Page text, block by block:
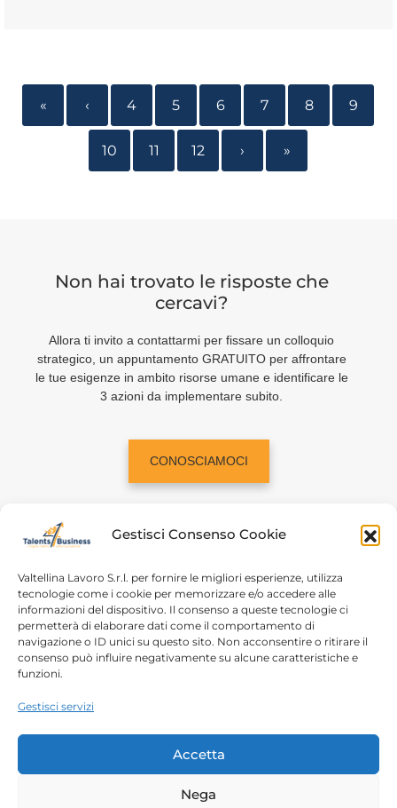
Gestisci Consenso Cookie
Valtellina Lavoro S.r.l. per fornire le migliori esperienze, utilizza
tecnologie come i cookie per memorizzare e/o accedere alle
informazioni del dispositivo. Il consenso a queste tecnologie ci
permetterà di elaborare dati come il comportamento di
navigazione o ID unici su questo sito. Non acconsentire o ritirare il
consenso può influire negativamente su alcune caratteristiche e
funzioni.
Gestisci servizi
Accetta
Nega
« ‹ 4 5 6 7 8 9
10 11 12 › »
Non hai trovato le risposte che
cercavi?
Allora ti invito a contattarmi per fissare un colloquio
strategico, un appuntamento GRATUITO per affrontare
le tue esigenze in ambito risorse umane e identificare le
3 azioni da implementare subito.
CONOSCIAMOCI
Home
Login
Chi siamo
Conosciamoci
Contatti
Autorizzazioni